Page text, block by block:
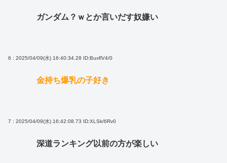
ガンダム？ｗとか言いだす奴嫌い
6 : 2025/04/09(水) 16:40:34.28 ID:BuxflV4/0
金持ち爆乳の子好き
7 : 2025/04/09(水) 16:42:08.73 ID:XLSk/6Rv0
深道ランキング以前の方が楽しい